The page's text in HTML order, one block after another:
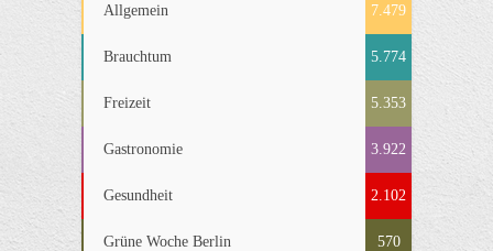
Allgemein 7.479
Brauchtum 5.774
Freizeit 5.353
Gastronomie 3.922
Gesundheit 2.102
Grüne Woche Berlin 570